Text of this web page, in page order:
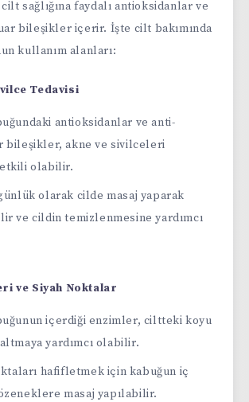
sağlığına faydalı antioksidanlar ve
bileşikler içerir. İşte cilt bakımında
kullanım alanları:
Tedavisi
antioksidanlar ve anti-
bileşikler, akne ve sivilceleri
olabilir.
olarak cilde masaj yaparak
ve cildin temizlenmesine yardımcı
ve Siyah Noktalar
içerdiği enzimler, ciltteki koyu
yardımcı olabilir.
hafifletmek için kabuğun iç
masaj yapılabilir.